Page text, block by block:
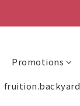
Promotions
fruition.backyard